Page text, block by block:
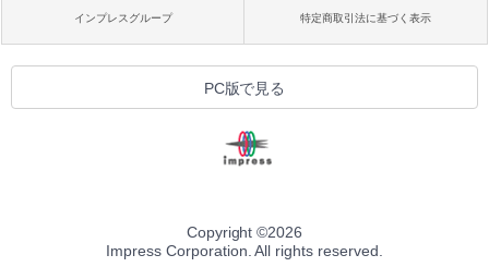
インプレスグループ 特定商取引法に基づく表示
PC版で見る
Copyright ©2026
Impress Corporation. All rights reserved.